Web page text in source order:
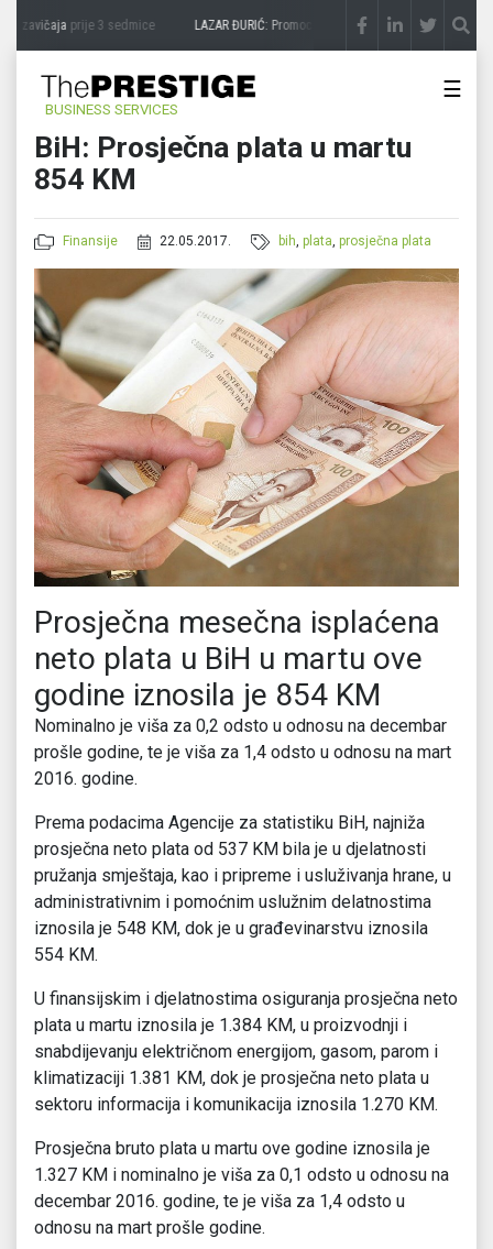
zavičajaprije 3 sedmice LAZAR ĐURIĆ: Promocija potencijal pretvara u
BUSINESS SERVICES
☰
BiH: Prosječna plata u martu
854 KM
Finansije 22.05.2017. bih,plata,prosječna plata
Prosječna mesečna isplaćena
neto plata u BiH u martu ove
godine iznosila je 854 KM
Nominalno je viša za 0,2 odsto u odnosu na decembar
prošle godine, te je viša za 1,4 odsto u odnosu na mart
2016. godine.
Prema podacima Agencije za statistiku BiH, najniža
prosječna neto plata od 537 KM bila je u djelatnosti
pružanja smještaja, kao i pripreme i usluživanja hrane, u
administrativnim i pomoćnim uslužnim delatnostima
iznosila je 548 KM, dok je u građevinarstvu iznosila
554 KM.
U finansijskim i djelatnostima osiguranja prosječna neto
plata u martu iznosila je 1.384 KM, u proizvodnji i
snabdijevanju električnom energijom, gasom, parom i
klimatizaciji 1.381 KM, dok je prosječna neto plata u
sektoru informacija i komunikacija iznosila 1.270 KM.
Prosječna bruto plata u martu ove godine iznosila je
1.327 KM i nominalno je viša za 0,1 odsto u odnosu na
decembar 2016. godine, te je viša za 1,4 odsto u
odnosu na mart prošle godine.